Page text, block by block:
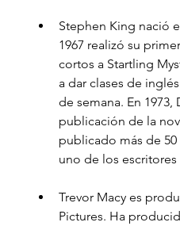
Stephen King nació
1967 realizó su
cortos a Startling
a dar clases de
de semana. En
publicación de la
publicado más de
uno de los
Trevor Macy es
Pictures. Ha